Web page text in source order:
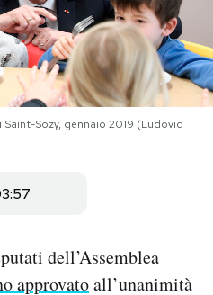
Sozy, gennaio 2019 (Ludovic
dell’Assemblea
approvatoall’unanimità